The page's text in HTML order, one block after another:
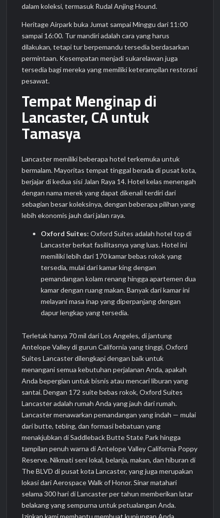
dalam koleksi, termasuk Rudal Anjing Hound.
Heritage Airpark buka Jumat sampai Minggu dari 11:00
sampai 16:00. Tur mandiri adalah cara yang harus
dilakukan, tetapi tur berpemandu tersedia berdasarkan
permintaan. Kesempatan menjadi sukarelawan juga
tersedia bagi mereka yang memiliki keterampilan restorasi
pesawat.
Tempat Menginap di
Lancaster, CA untuk
Tamasya
Lancaster memiliki beberapa hotel terkemuka untuk
bermalam. Mayoritas tempat tinggal berada di pusat kota,
berjajar di kedua sisi Jalan Raya 14. Hotel kelas menengah
dengan nama merek yang dapat dikenali terdiri dari
sebagian besar koleksinya, dengan beberapa pilihan yang
lebih ekonomis jauh dari jalan raya.
Oxford Suites: Oxford Suites adalah hotel top di
Lancaster berkat fasilitasnya yang luas. Hotel ini
memiliki lebih dari 170 kamar bebas rokok yang
tersedia, mulai dari kamar king dengan
pemandangan kolam renang hingga apartemen dua
kamar dengan ruang makan. Banyak dari kamar ini
melayani masa inap yang diperpanjang dengan
dapur lengkap yang tersedia.
Terletak hanya 70 mil dari Los Angeles, di jantung
Antelope Valley di gurun California yang tinggi, Oxford
Suites Lancaster dilengkapi dengan baik untuk
menangani semua kebutuhan perjalanan Anda, apakah
Anda bepergian untuk bisnis atau mencari liburan yang
santai. Dengan 172 suite bebas rokok, Oxford Suites
Lancaster adalah rumah Anda yang jauh dari rumah.
Lancaster menawarkan pemandangan yang indah — mulai
dari butte, tebing, dan formasi bebatuan yang
menakjubkan di Saddleback Butte State Park hingga
tampilan penuh warna di Antelope Valley California Poppy
Reserve. Nikmati seni lokal, belanja, makan, dan hiburan di
The BLVD di pusat kota Lancaster, yang juga merupakan
lokasi dari Aerospace Walk of Honor. Sinar matahari
selama 300 hari di Lancaster per tahun memberikan latar
belakang yang sempurna untuk petualangan Anda.